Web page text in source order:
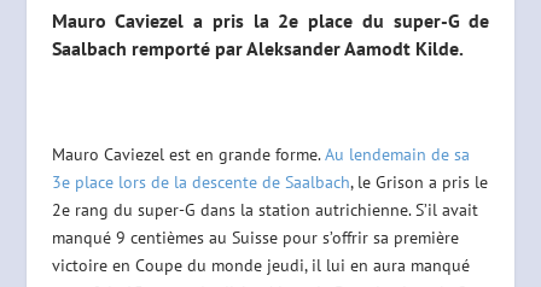
Mauro Caviezel a pris la 2e place du super-G de
Saalbach remporté par Aleksander Aamodt Kilde.
Mauro Caviezel est en grande forme.Au lendemain de sa
3e place lors de la descente de Saalbach, le Grison a pris le
2e rang du super-G dans la station autrichienne. S’il avait
manqué 9 centièmes au Suisse pour s’offrir sa première
victoire en Coupe du monde jeudi, il lui en aura manqué